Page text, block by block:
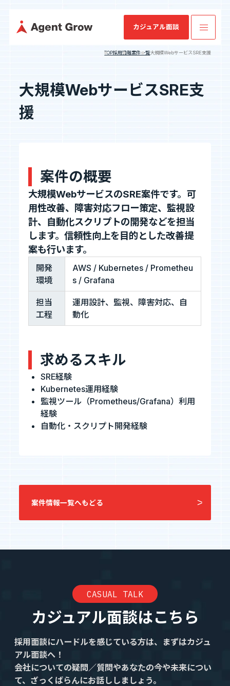
ミッション・
健康経営宣言
SES特化型
カジュアル面談
TOP
企業情報
採用情報
IR情報
お知らせ
お問い合わせ
情報セキュリティ基本方針
フォームへ
河井智也note (社長ブログ)
Official YouTube
エージェントグローCh
Staff Blog
TOP採用情報案件一覧大規模WebサービスSRE支援
大規模WebサービスSRE支
援
案件の概要
大規模WebサービスのSRE案件です。可
用性改善、障害対応フロー策定、監視設
計、自動化スクリプトの開発などを担当
します。信頼性向上を目的とした改善提
案も行います。
開発
環境
AWS / Kubernetes / Prometheu
s / Grafana
担当
工程
運用設計、監視、障害対応、自
動化
求めるスキル
SRE経験
Kubernetes運用経験
監視ツール（Prometheus/Grafana）利用
経験
自動化・スクリプト開発経験
案件情報一覧へもどる
CASUAL TALK
カジュアル面談はこちら
採用面談にハードルを感じている方は、まずはカジュ
アル面談へ！
会社についての疑問／質問やあなたの今や未来につい
て、ざっくばらんにお話ししましょう。